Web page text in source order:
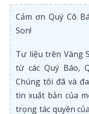
Cảm ơn Quý Cô
Son!
Tư liệu trên Vàng
từ các Quý Báo,
Chúng tôi đã và
tin xuất bản của
trọng tác quyền